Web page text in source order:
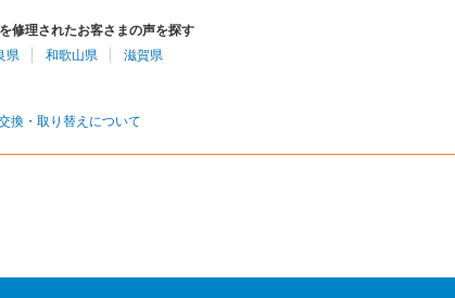
修理されたお客さまの声を探す
県
和歌山県 滋賀県
換・取り替えについて